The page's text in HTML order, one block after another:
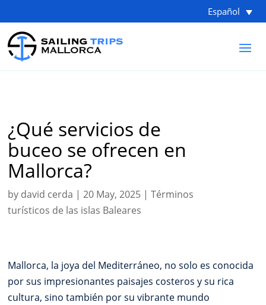
Español
¿Qué servicios de
buceo se ofrecen en
Mallorca?
by david cerda |20 May, 2025 |Términos
turísticos de las islas Baleares
Mallorca, la joya del Mediterráneo, no solo es conocida
por sus impresionantes paisajes costeros y su rica
cultura, sino también por su vibrante mundo